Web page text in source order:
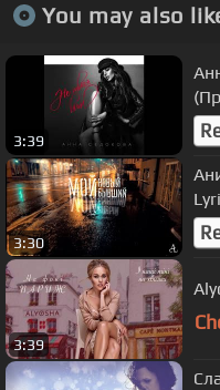
You may also
3:39
3:30
3:39
Слава -